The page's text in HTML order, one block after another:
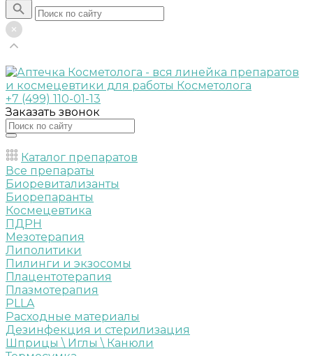
+7 (499) 110-01-13
Заказать звонок
Каталог препаратов
Все препараты
Биоревитализанты
Биорепаранты
Космецевтика
ПДРН
Мезотерапия
Липолитики
Пилинги и экзосомы
Плацентотерапия
Плазмотерапия
PLLA
Расходные материалы
Дезинфекция и стерилизация
Шприцы \ Иглы \ Канюли